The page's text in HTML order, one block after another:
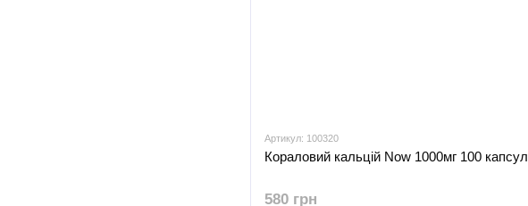
Артикул: 100320
Кораловий кальцій Now 1000мг 100 капсул
580 грн